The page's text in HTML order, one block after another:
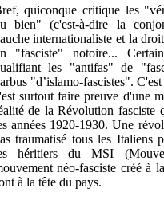
quiconque critique les
bien" (c'est-à-dire la
internationaliste et la
"fasciste" notoire...
les "antifas" de
"d’islamo-fascistes".
surtout faire preuve d'une
de la Révolution fasciste
années 1920-1930. Une
traumatisé tous les Italiens
héritiers du MSI
néo-fasciste créé à
à la tête du pays.